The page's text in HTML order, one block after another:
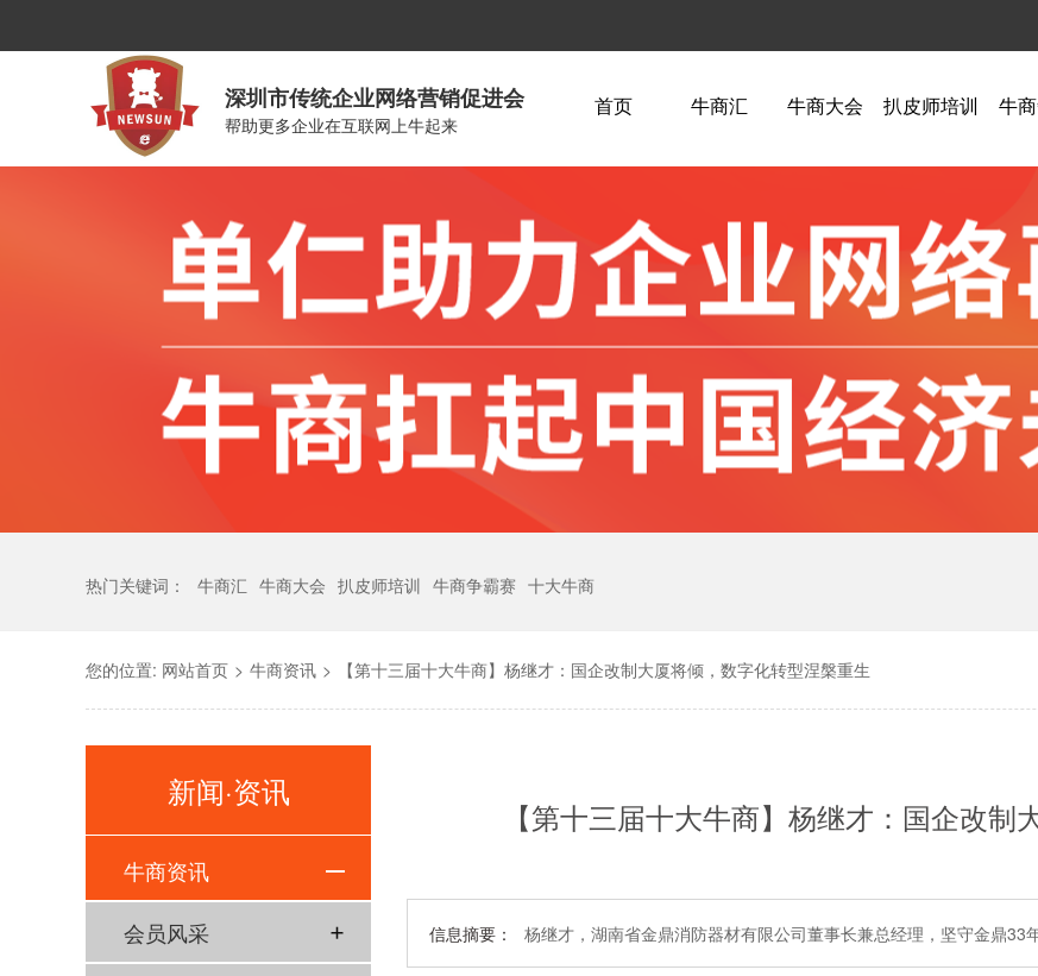
深圳市传统企业网络营销促进会
帮助更多企业在互联网上牛起来
首页 牛商汇 牛商大会 扒皮师培训 牛
热门关键词： 牛商汇 牛商大会 扒皮师培训 牛商争霸赛 十大牛商
您的位置: 网站首页 > 牛商资讯 > 【第十三届十大牛商】杨继才：国企改制大厦将倾，数字化转型涅槃重生
【第十三届十大牛商】杨继才：国企改
信息摘要： 杨继才，湖南省金鼎消防器材有限公司董事长兼总经理，坚守金鼎33
新闻·资讯
牛商资讯
会员风采